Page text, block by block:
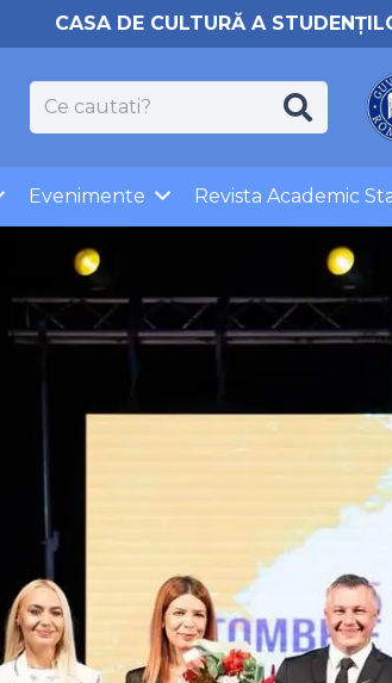
CASA DE CULTURĂ A
Evenimente Revista Academic